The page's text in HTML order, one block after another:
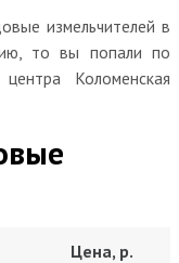
измельчителей в
то вы попали по
Коломенская
Цена, р.